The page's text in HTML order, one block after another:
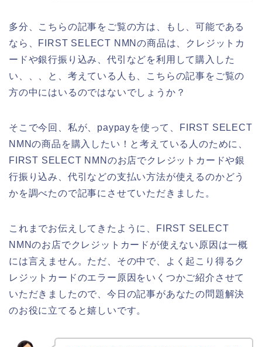
多分、こちらの記事をご覧の方は、もし、可能である
なら、FIRST SELECT NMNの商品は、クレジットカ
ードや銀行振り込み、代引などを利用して購入した
い、、、と、考えている人も、こちらの記事をご覧の
方の中にはいるのではないでしょうか？
そこで今回、私が、paypayを使って、FIRST SELECT
NMNの商品を購入したい！と考えている人のために、
FIRST SELECT NMNのお店でクレジットカードや銀
行振り込み、代引などの支払い方法が使えるのかどう
かを調べたので記事にさせていただきました。
これまでお伝えしてきたように、FIRST SELECT
NMNのお店でクレジットカードが使えない原因は一概
には言えません。ただ、その中で、よく起こり得るク
レジットカードのエラー原因をいくつかご紹介させて
いただきましたので、今日の記事があなたの問題解決
のお役に立てると嬉しいです。